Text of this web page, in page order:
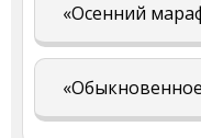
«Осенний